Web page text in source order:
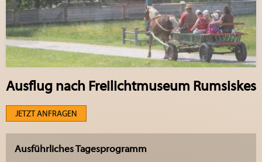
Ausflug nach Freilichtmuseum Rumsiskes
JETZT ANFRAGEN
Ausführliches Tagesprogramm